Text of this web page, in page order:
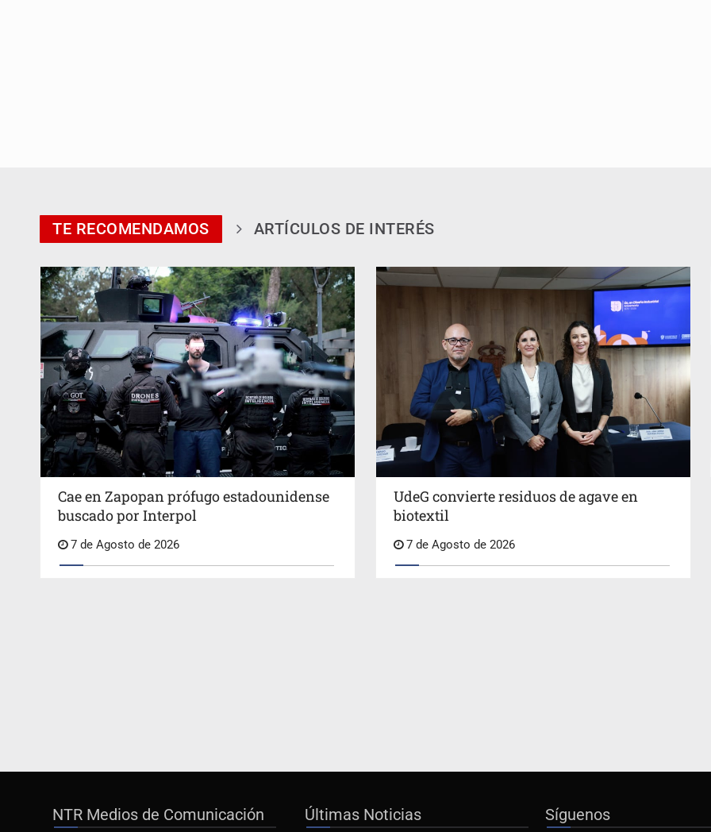
TE RECOMENDAMOS ARTÍCULOS DE INTERÉS
Cae en Zapopan prófugo estadounidense
buscado por Interpol
7 de Agosto de 2026
UdeG convierte residuos de agave en
biotextil
7 de Agosto de 2026
NTR Medios de Comunicación Últimas Noticias Síguenos